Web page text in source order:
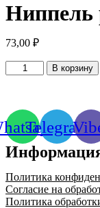
Ниппель
73,00 ₽
Количество
товара
1
1/4"
В корзину
Telegram
Политика
Согласие на
Политика